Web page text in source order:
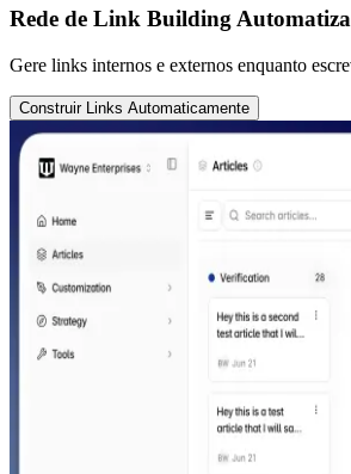
Rede de Link Building
Gere links internos e externos enquanto
Construir Links Automaticamente